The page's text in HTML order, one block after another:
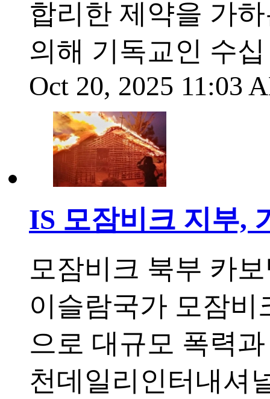
합리한 제약을 가
의해 기독교인 수
Oct 20, 2025 11:03
IS 모잠비크 지부,
모잠비크 북부 카
이슬람국가 모잠비
으로 대규모 폭력
천데일리인터내셔